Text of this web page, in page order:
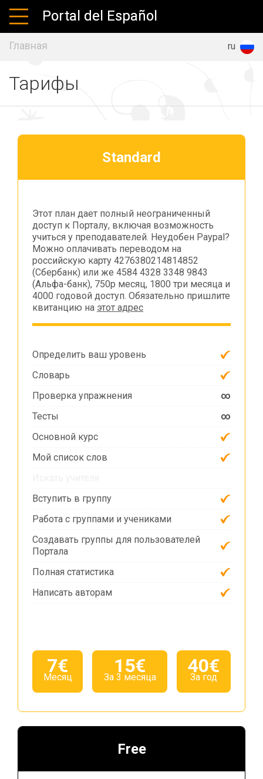
Portal del Español
Главная ru
Тарифы
Standard
Этот план дает полный неограниченный
доступ к Порталу, включая возможность
учиться у преподавателей. Неудобен Paypal?
Можно оплачивать переводом на
российскую карту 4276380214814852
(Сбербанк) или же 4584 4328 3348 9843
(Альфа-банк), 750р месяц, 1800 три месяца и
4000 годовой доступ. Обязательно пришлите
квитанцию на этот адрес
Определить ваш уровень
Словарь
Проверка упражнения
∞
Тесты
∞
Основной курс
Мой список слов
Вступить в группу
Работа с группами и учениками
Создавать группы для пользователей
Портала
Полная статистика
Написать авторам
7€
Месяц
15€
За 3 месяца
40€
За год
Free